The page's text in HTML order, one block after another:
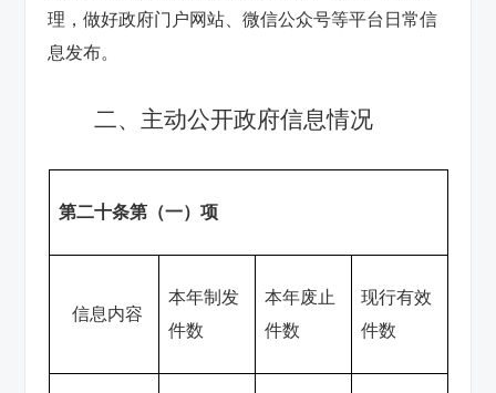
理，做好政府门户网站、微信公众号等平台日常信
息发布。
二、主动公开政府信息情况
第二十条第（一）项
信息内容
本年制发
件数
本年废止
件数
现行有效
件数